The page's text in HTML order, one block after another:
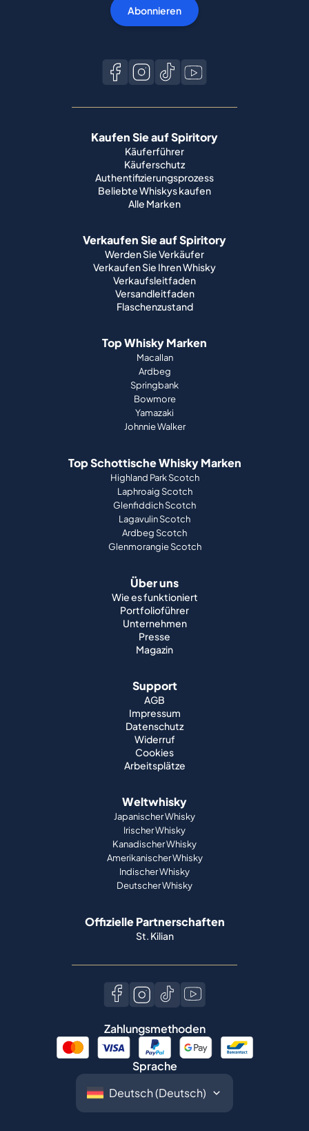
Abonnieren
Kaufen Sie auf Spiritory
Käuferführer
Käuferschutz
Authentifizierungsprozess
Beliebte Whiskys kaufen
Alle Marken
Verkaufen Sie auf Spiritory
Werden Sie Verkäufer
Verkaufen Sie Ihren Whisky
Verkaufsleitfaden
Versandleitfaden
Flaschenzustand
Top Whisky Marken
Macallan
Ardbeg
Springbank
Bowmore
Yamazaki
Johnnie Walker
Top Schottische Whisky Marken
Highland Park Scotch
Laphroaig Scotch
Glenfiddich Scotch
Lagavulin Scotch
Ardbeg Scotch
Glenmorangie Scotch
Über uns
Wie es funktioniert
Portfolioführer
Unternehmen
Presse
Magazin
Support
AGB
Impressum
Datenschutz
Widerruf
Cookies
Arbeitsplätze
Weltwhisky
Japanischer Whisky
Irischer Whisky
Kanadischer Whisky
Amerikanischer Whisky
Indischer Whisky
Deutscher Whisky
Offizielle Partnerschaften
St. Kilian
Zahlungsmethoden
Sprache